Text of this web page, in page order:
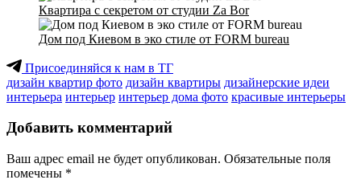
Квартира с секретом от студии Za Bor
Дом под Киевом в эко стиле от FORM bureau
Присоединяйся к нам в ТГ
дизайн квартир фото дизайн квартиры дизайнерские идеи
интерьера интерьер интерьер дома фото красивые интерьеры
Добавить комментарий
Ваш адрес email не будет опубликован. Обязательные поля
помечены *